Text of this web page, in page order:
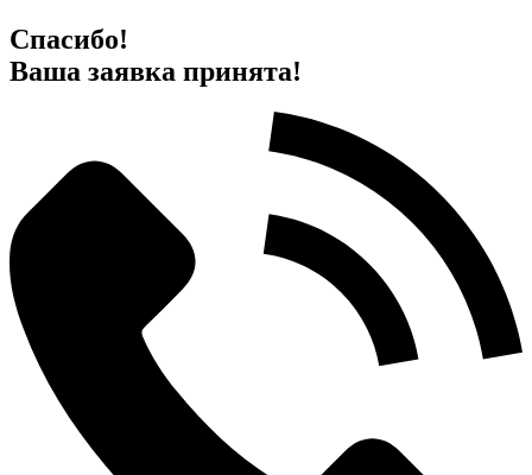
Спасибо!
Ваша заявка принята!